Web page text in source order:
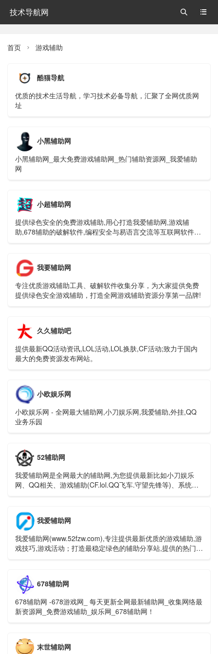
技术导航网 

首页  游戏辅助
酷猫导航
优质的技术生活导航，学习技术必备导航，汇聚了全网优质网
址
小黑辅助网
小黑辅助网_最大免费游戏辅助网_热门辅助资源网_我爱辅助
网
小超辅助网
提供绿色安全的免费游戏辅助,用心打造我爱辅助网,游戏辅
助,678辅助的破解软件,编程安全与易语言交流等互联网软件资
我要辅助网
专注优质游戏辅助工具、破解软件收集分享，为大家提供免费
提供绿色安全游戏辅助，打造全网游戏辅助资源分享第一品牌!
久久辅助吧
提供最新QQ活动资讯,LOL活动,LOL换肤,CF活动;致力于国内
最大的免费资源发布网站。
小欧娱乐网
小欧娱乐网 - 全网最大辅助网,小刀娱乐网,我爱辅助,外挂,QQ
业务乐园
52辅助网
我爱辅助网是全网最大的辅助网,为您提供最新比如小刀娱乐
网、QQ相关、游戏辅助(CF.lol.QQ飞车.守望先锋等)、系统工
私藏!
我爱辅助网
我爱辅助网(www.52fzw.com),专注提供最新优质的游戏辅助,游
戏技巧,游戏活动；打造最稳定绿色的辅助分享站,提供的热门游
678辅助网
678辅助网 -678游戏网_ 每天更新全网最新辅助网_收集网络最
新资源网_免费游戏辅助_娱乐网_678辅助网！
末世辅助网